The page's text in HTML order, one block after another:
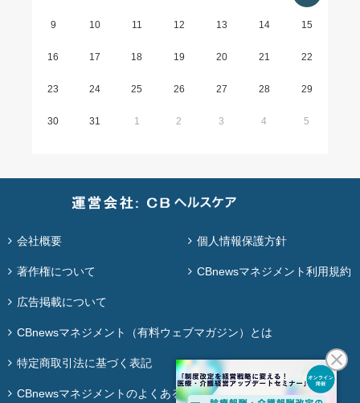
9 10 11 12 13 14 15
16 17 18 19 20 21 22
23 24 25 26 27 28 29
30 31 1 2 3 4 5
会社概要 個人情報保護方針
著作権について CBnewsマネジメント利用規約
広告掲載について
CBnewsマネジメント（有料ウェブマガジン）とは
特定商取引法に基づく表記
CBnewsマネジメントのよくある質問